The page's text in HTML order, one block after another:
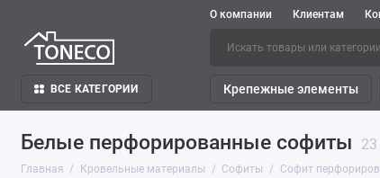
О компании Клиентам
ВСЕ КАТЕГОРИИ Крепежные элементы
Белые перфорированные софиты
Главная Кровельные материалы Софиты Софит